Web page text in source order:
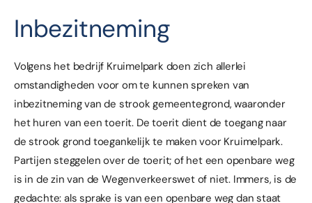
Inbezitneming
Volgens het bedrijf Kruimelpark doen zich allerlei
omstandigheden voor om te kunnen spreken van
inbezitneming van de strook gemeentegrond, waaronder
het huren van een toerit. De toerit dient de toegang naar
de strook grond toegankelijk te maken voor Kruimelpark.
Partijen steggelen over de toerit; of het een openbare weg
is in de zin van de Wegenverkeerswet of niet. Immers, is de
gedachte: als sprake is van een openbare weg dan staat